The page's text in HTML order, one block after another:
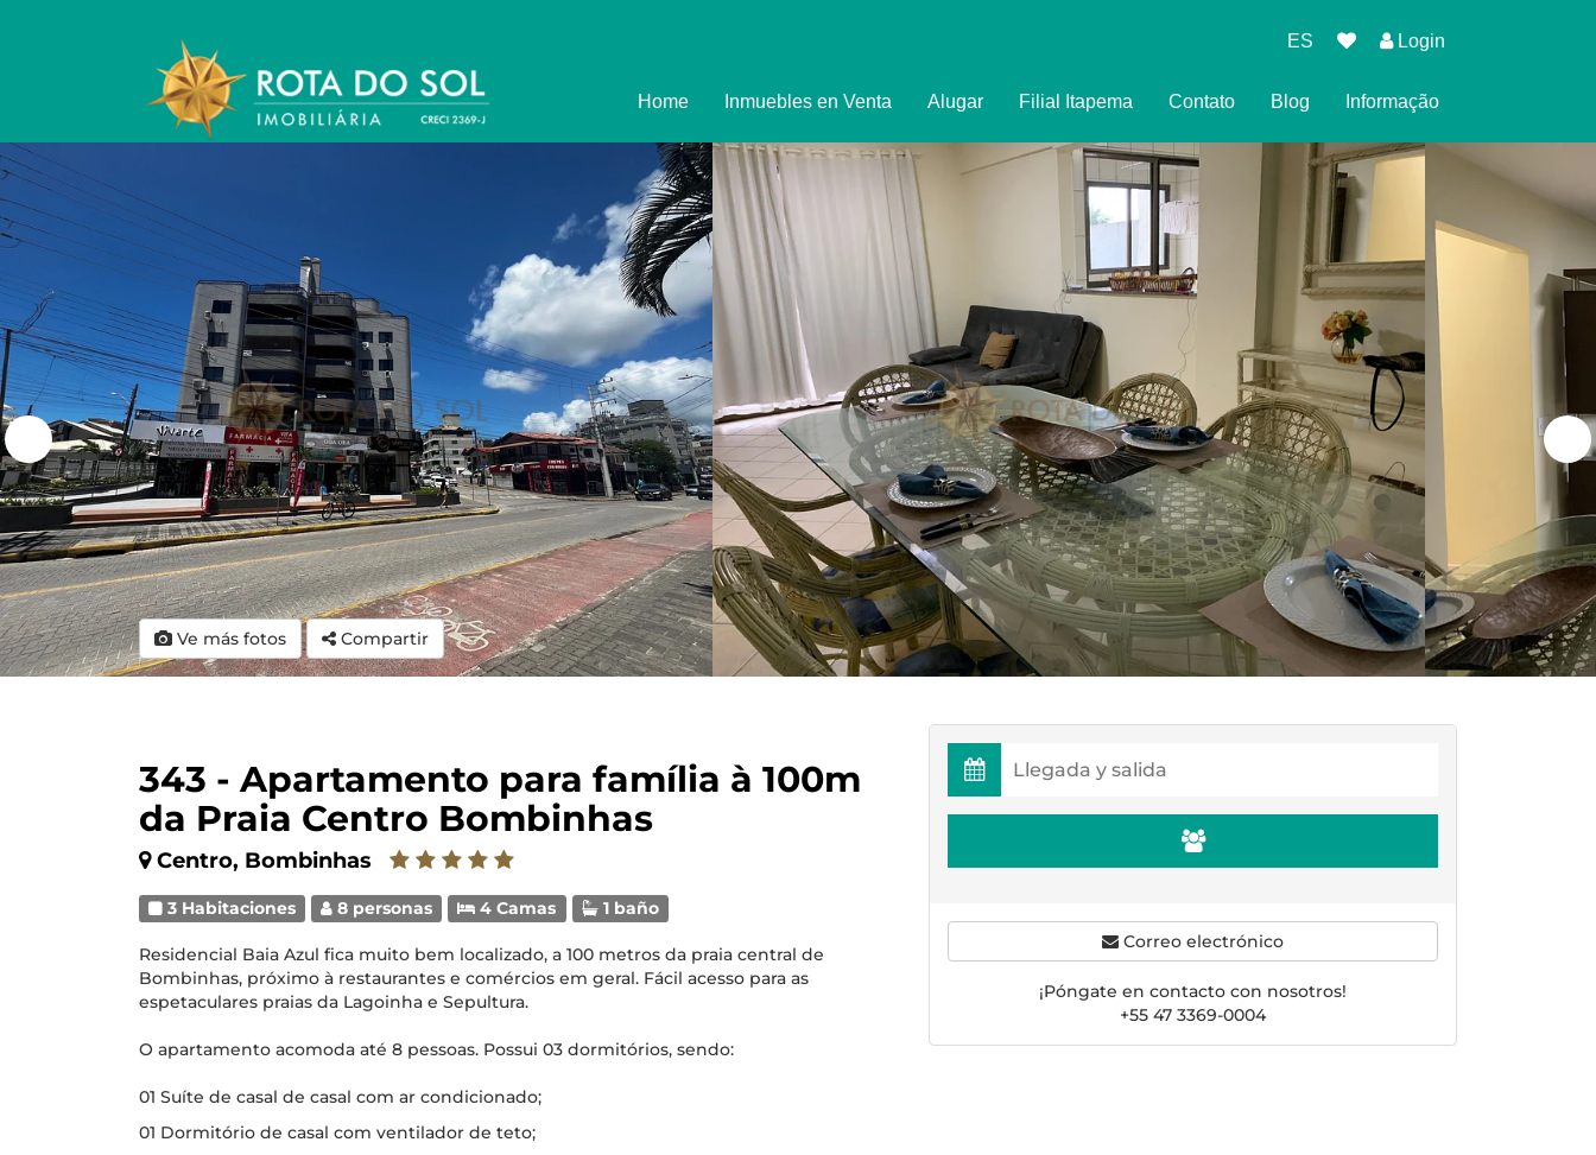
ES Login
Home Inmuebles en Venta Alugar
Imóveis
Formulário de Reserva
Política de Privacidade
Termo e Condições para Reservar
Filial Itapema Contato Blog Informação
Ve más fotos Compartir
343 - Apartamento para família à 100m
da Praia Centro Bombinhas
Centro, Bombinhas
3 Habitaciones 8 personas 4 Camas 1 baño
Residencial Baia Azul fica muito bem localizado, a 100 metros da praia central de
Bombinhas, próximo à restaurantes e comércios em geral. Fácil acesso para as
espetaculares praias da Lagoinha e Sepultura.
O apartamento acomoda até 8 pessoas. Possui 03 dormitórios, sendo:
01 Suíte de casal de casal com ar condicionado;
01 Dormitório de casal com ventilador de teto;
Correo electrónico
¡Póngate en contacto con nosotros!
+55 47 3369-0004